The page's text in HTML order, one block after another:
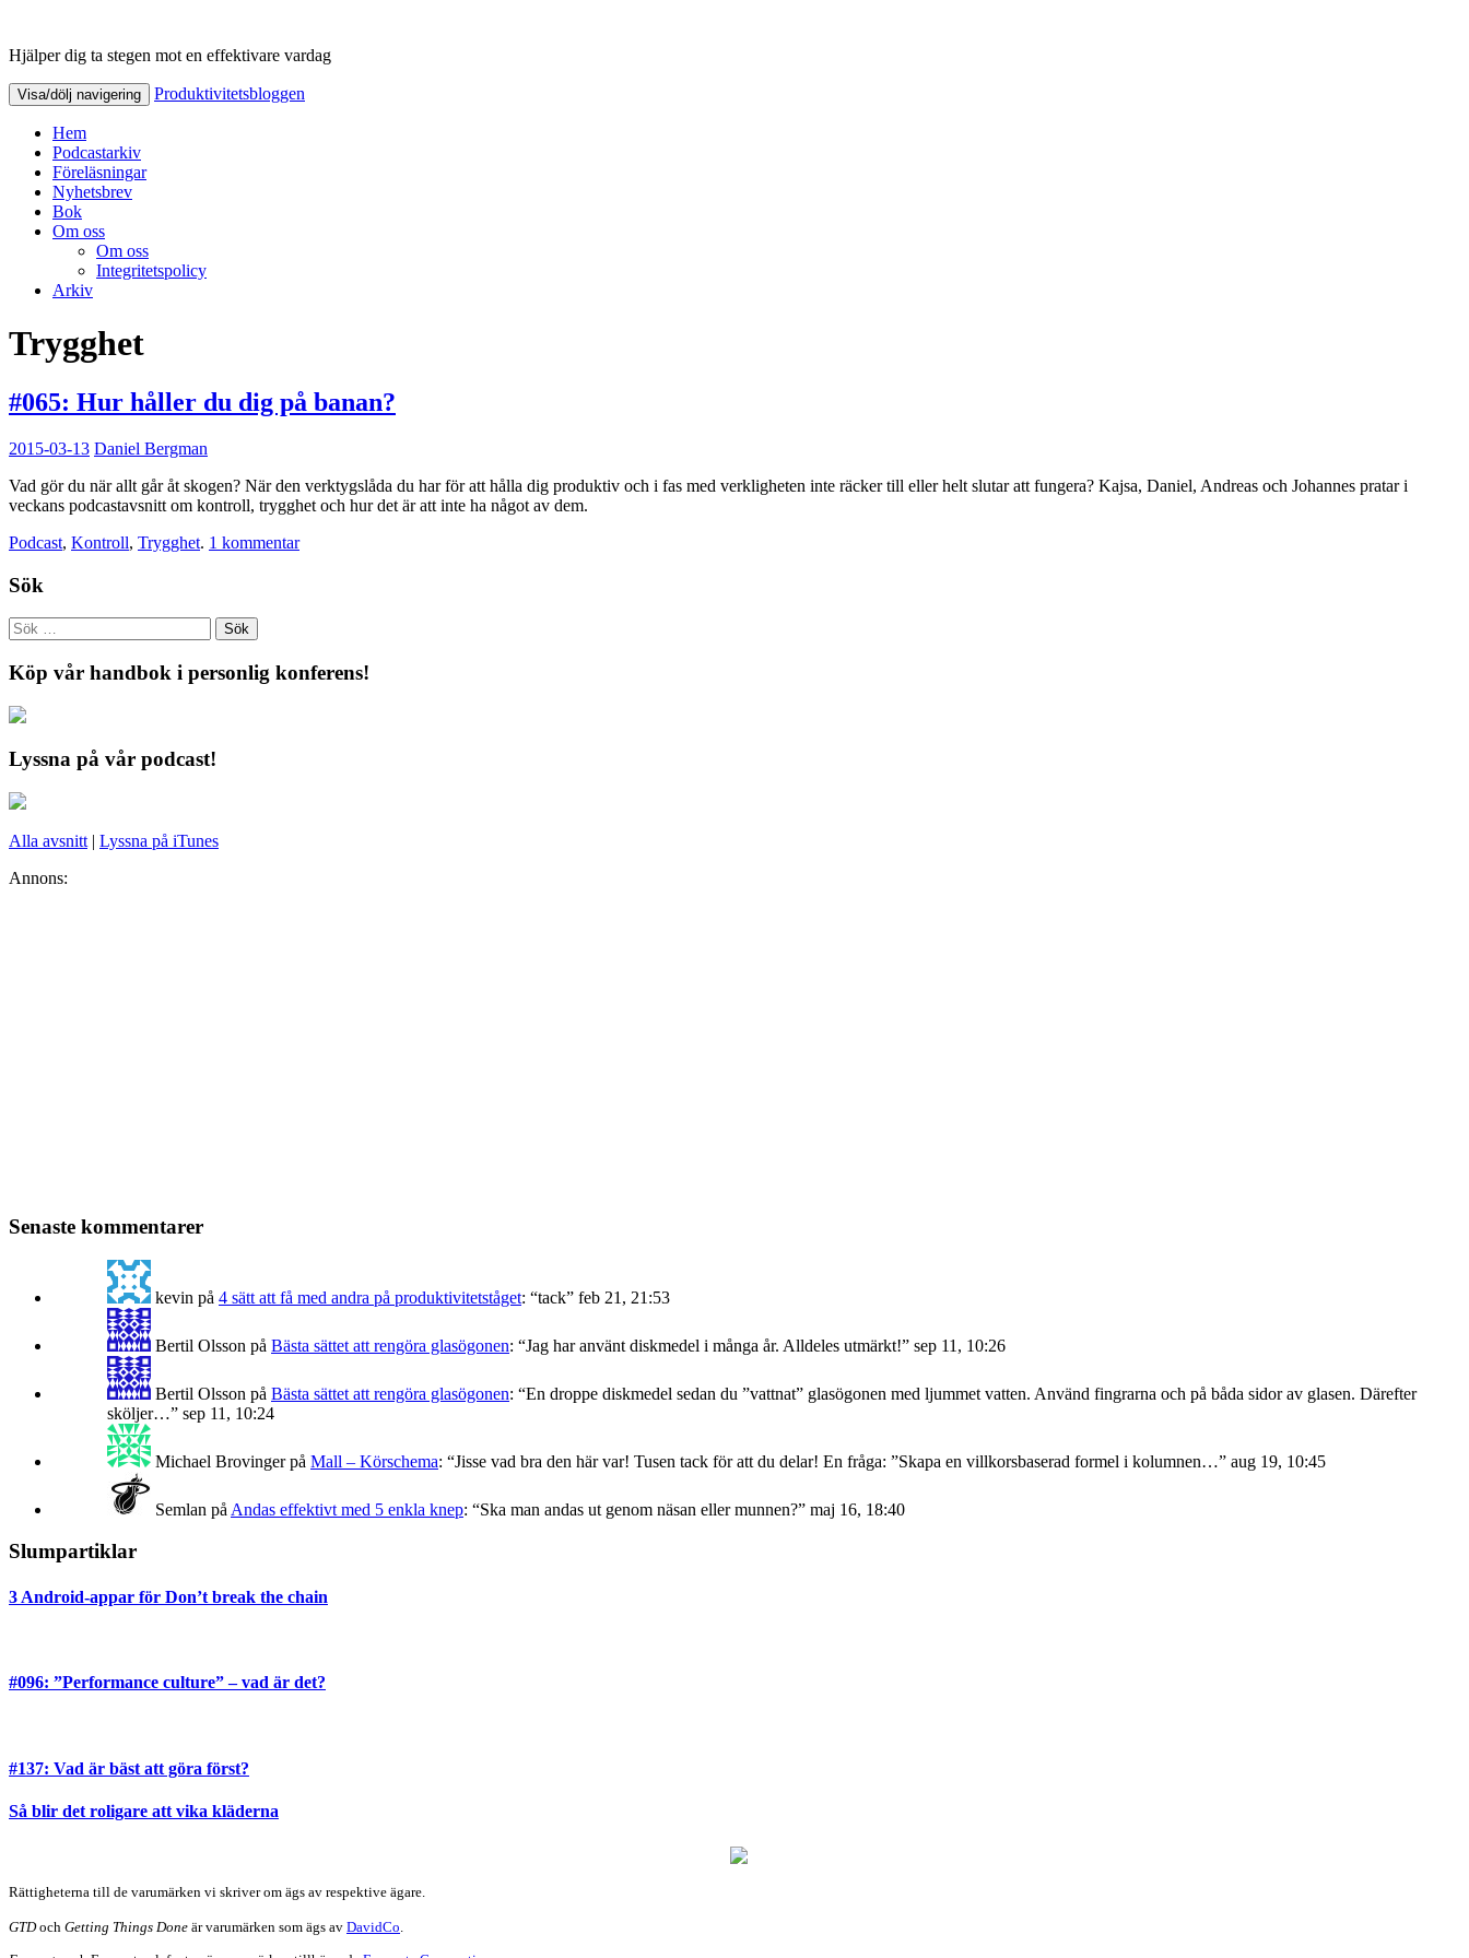
Produktivitetsbloggen
Hjälper dig ta stegen mot en effektivare vardag
Visa/dölj navigering Produktivitetsbloggen
Hem
Podcastarkiv
Föreläsningar
Nyhetsbrev
Bok
Om oss
Om oss
Integritetspolicy
Arkiv
Trygghet
#065: Hur håller du dig på banan?
2015-03-13 Daniel Bergman
Vad gör du när allt går åt skogen? När den verktygslåda du har för att hålla dig produktiv och i fas med verkligheten inte räcker till eller helt slutar att fungera? Kajsa, Daniel, Andreas och Johannes pratar i
veckans podcastavsnitt om kontroll, trygghet och hur det är att inte ha något av dem.
Podcast, Kontroll, Trygghet. 1 kommentar
Sök
Köp vår handbok i personlig konferens!
Lyssna på vår podcast!
Alla avsnitt | Lyssna på iTunes
Annons:
Senaste kommentarer
kevin på 4 sätt att få med andra på produktivitetståget: “tack” feb 21, 21:53
Bertil Olsson på Bästa sättet att rengöra glasögonen: “Jag har använt diskmedel i många år. Alldeles utmärkt!” sep 11, 10:26
Bertil Olsson på Bästa sättet att rengöra glasögonen: “En droppe diskmedel sedan du ”vattnat” glasögonen med ljummet vatten. Använd fingrarna och på båda sidor av glasen. Därefter
sköljer…” sep 11, 10:24
Michael Brovingerpå Mall – Körschema: “Jisse vad bra den här var! Tusen tack för att du delar! En fråga: ”Skapa en villkorsbaserad formel i kolumnen…” aug 19, 10:45
Semlan på Andas effektivt med 5 enkla knep: “Ska man andas ut genom näsan eller munnen?” maj 16, 18:40
Slumpartiklar
3 Android-appar för Don’t break the chain
#096: ”Performance culture” – vad är det?
#137: Vad är bäst att göra först?
Så blir det roligare att vika kläderna
Rättigheterna till de varumärken vi skriver om ägs av respektive ägare.
GTDoch Getting Things Done är varumärken som ägs av DavidCo.